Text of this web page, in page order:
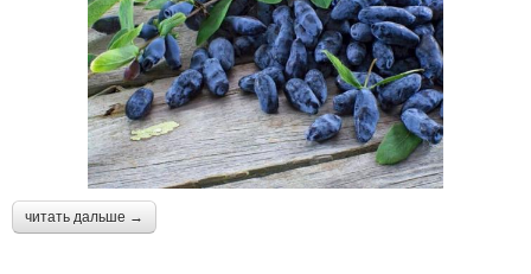
читать дальше →